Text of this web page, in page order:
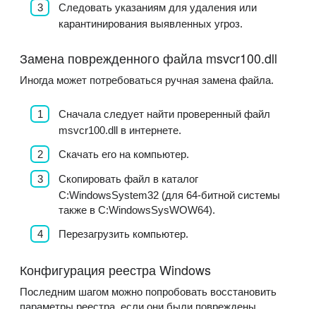
Следовать указаниям для удаления или
карантинирования выявленных угроз.
Замена поврежденного файла msvcr100.dll
Иногда может потребоваться ручная замена файла.
Сначала следует найти проверенный файл
msvcr100.dll в интернете.
Скачать его на компьютер.
Скопировать файл в каталог
C:WindowsSystem32 (для 64-битной системы
также в C:WindowsSysWOW64).
Перезагрузить компьютер.
Конфигурация реестра Windows
Последним шагом можно попробовать восстановить
параметры реестра, если они были повреждены.